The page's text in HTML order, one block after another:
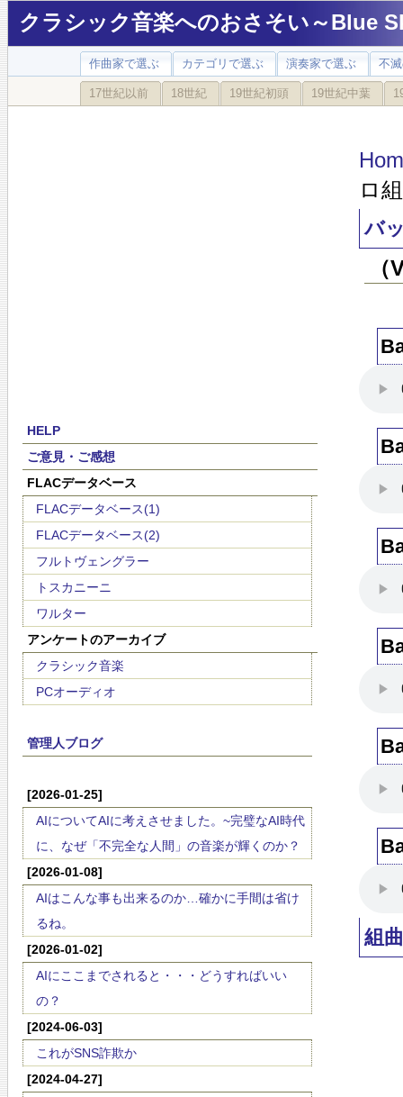
クラシック音楽へのおさそい～Blue
作曲家で選ぶ カテゴリで選ぶ 演奏家で選ぶ 不
17世紀以前 18世紀 19世紀初頭 19世紀中葉
HELP
ご意見・ご感想
FLACデータベース
FLACデータベース(1)
FLACデータベース(2)
フルトヴェングラー
トスカニーニ
ワルター
アンケートのアーカイブ
クラシック音楽
PCオーディオ
管理人ブログ
[2026-01-25]
AIについてAIに考えさせました。~完璧なAI時代
に、なぜ「不完全な人間」の音楽が輝くのか？
[2026-01-08]
AIはこんな事も出来るのか…確かに手間は省け
るね。
[2026-01-02]
AIにここまでされると・・・どうすればいい
の？
[2024-06-03]
これがSNS詐欺か
[2024-04-27]
ロ
バ
組